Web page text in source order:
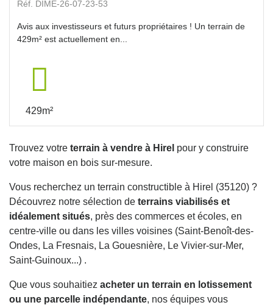
Réf. DIME-26-07-23-53
Avis aux investisseurs et futurs propriétaires ! Un terrain de
429m² est actuellement en...
429m²
Trouvez votre terrain à vendre à Hirel pour y construire
votre maison en bois sur-mesure.
Vous recherchez un terrain constructible à Hirel (35120) ?
Découvrez notre sélection de terrains viabilisés et
idéalement situés, près des commerces et écoles, en
centre-ville ou dans les villes voisines (Saint-Benoît-des-
Ondes, La Fresnais, La Gouesnière, Le Vivier-sur-Mer,
Saint-Guinoux...) .
Que vous souhaitiez acheter un terrain en lotissement
ou une parcelle indépendante, nos équipes vous